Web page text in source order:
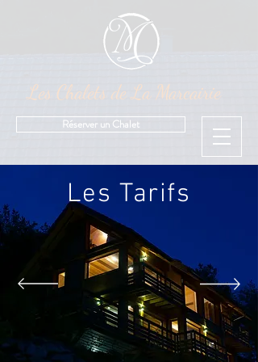
Réserver un Chalet
Les Chalets de La Marcairie
Les Tarifs